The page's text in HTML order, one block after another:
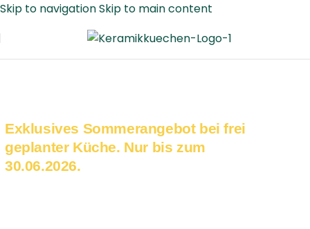
Skip to navigationSkip to main content
Exklusives Sommerangebot bei frei
geplanter Küche. Nur bis zum
30.06.2026.